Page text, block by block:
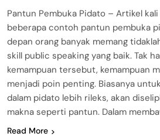
Pantun Pembuka Pidato – Artikel
beberapa contoh pantun pembuka
depan orang banyak memang
skill public speaking yang baik. Tak
kemampuan tersebut, kemampuan
menjadi poin penting. Biasanya
dalam pidato lebih rileks, akan
makna seperti pantun. Dalam
Read More